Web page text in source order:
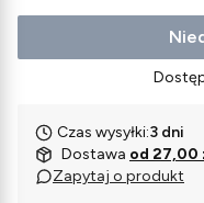
Czas wysyłki:3 dni
Dostawa od 27,00
Zapytaj o produkt